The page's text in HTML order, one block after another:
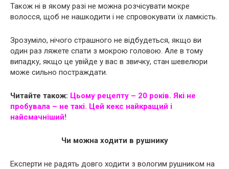
Також ні в якому разі не можна розчісувати мокре
волосся, щоб не нашкодити і не спровокувати їх ламкість.
Зрозуміло, нічого страшного не відбудеться, якщо ви
один раз ляжете спати з мокрою головою. Але в тому
випадку, якщо це увійде у вас в звичку, стан шевелюри
може сильно постраждати.
Читайте також: Цьому рецепту – 20 років. Які не
пробувала – не такі. Цей кекс найкращий і
найсмачніший!
Чи можна ходити в рушнику
Експерти не радять довго ходити з вологим рушником на